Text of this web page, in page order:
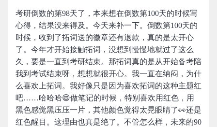
考研倒数的第98天了，本来想在倒数第100天的时候写
心得，结果没来得及。今天来补一下。倒数第100天的
时候，收到了拓词送的徽章还有退款，真的是太开心
了。今年才开始接触拓词，没想到慢慢地就过了这么
久，要是一直到考研结束。那拓词真的是从开始备考陪
我到考试结束呀，想想就很开心。我一直在纳闷，为什
么喜欢上拓词。我好像只是因为喜欢拓词的这种主题红
吧……哈哈哈😄做笔记的时候，特别喜欢用红色，用
黑色感觉黑压压一片，其他颜色觉得太晃眼睛了👀还是
红色醒目。这理由也真是绝了。不管怎么样，未来的90